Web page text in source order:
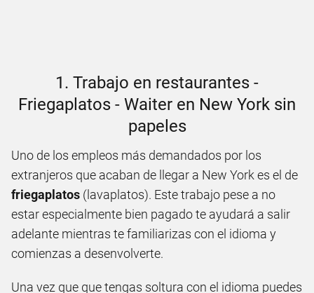
1. Trabajo en restaurantes -
Friegaplatos - Waiter en New York sin
papeles
Uno de los empleos más demandados por los
extranjeros que acaban de llegar a New York es el de
friegaplatos (lavaplatos). Este trabajo pese a no
estar especialmente bien pagado te ayudará a salir
adelante mientras te familiarizas con el idioma y
comienzas a desenvolverte.
Una vez que que tengas soltura con el idioma puedes